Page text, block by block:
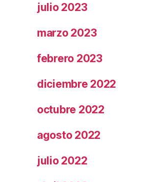
julio 2023
marzo 2023
febrero 2023
diciembre 2022
octubre 2022
agosto 2022
julio 2022